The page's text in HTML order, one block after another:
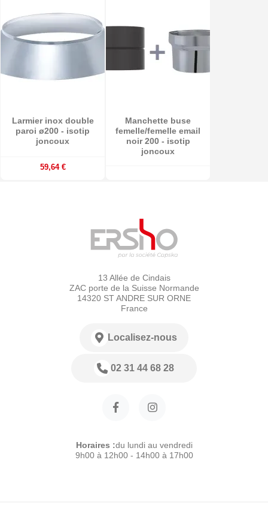
Larmier inox double
paroi ø200 - isotip
joncoux
59,64 €
Manchette buse
femelle/femelle email
noir 200 - isotip
joncoux
13 Allée de Cindais
ZAC porte de la Suisse Normande
14320 ST ANDRE SUR ORNE
France
Localisez-nous
02 31 44 68 28
Horaires :du lundi au vendredi
9h00 à 12h00 - 14h00 à 17h00